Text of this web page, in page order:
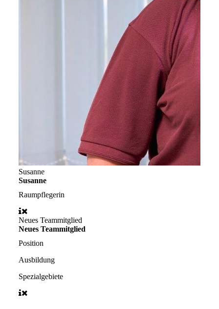
Susanne
Susanne
Raumpflegerin
Neues Teammitglied
Neues Teammitglied
Position
Ausbildung
Spezialgebiete